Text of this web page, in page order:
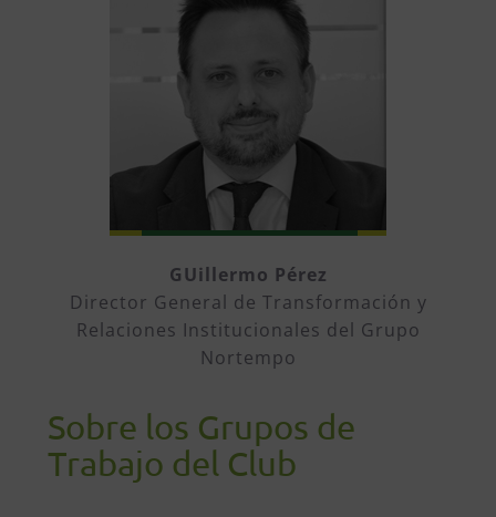
GUillermo Pérez
Director General de Transformación y
Relaciones Institucionales del Grupo
Nortempo
Sobre los Grupos de
Trabajo del Club